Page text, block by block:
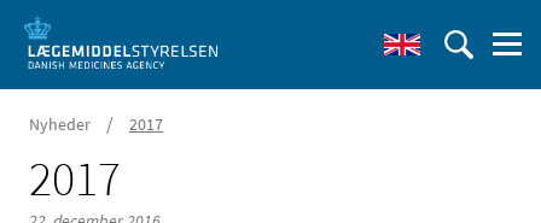
Nyheder / 2017
2017